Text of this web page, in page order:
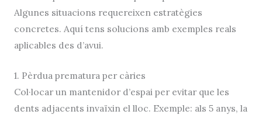
Algunes situacions requereixen estratègies
concretes. Aquí tens solucions amb exemples reals
aplicables des d’avui.
1. Pèrdua prematura per càries
Col·locar un mantenidor d’espai per evitar que les
dents adjacents invaïxin el lloc. Exemple: als 5 anys, la